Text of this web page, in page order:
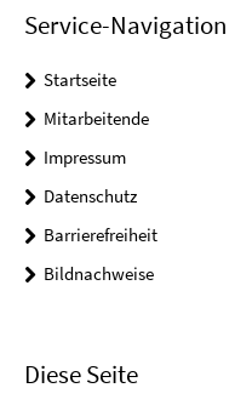
Service-Navigation
Startseite
Mitarbeitende
Impressum
Datenschutz
Barrierefreiheit
Bildnachweise
Diese Seite